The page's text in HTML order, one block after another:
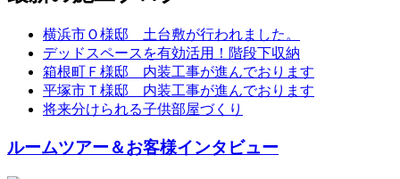
横浜市Ｏ様邸 土台敷が行われました。
デッドスペースを有効活用！階段下収納
箱根町Ｆ様邸 内装工事が進んでおります
平塚市Ｔ様邸 内装工事が進んでおります
将来分けられる子供部屋づくり
ルームツアー＆お客様インタビュー